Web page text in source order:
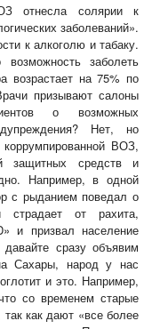
отнесла солярии к
заболеваний».
к алкоголю и табаку.
заболеть
возрастает на 75% по
призывают салоны
о возможных
Нет, но
коррумпированной ВОЗ,
защитных средств и
Например, в одной
с рыданием поведал о
от рахита,
и призвал население
сразу объявим
Сахары, народ у нас
и это. Например,
со временем старые
как дают «все более